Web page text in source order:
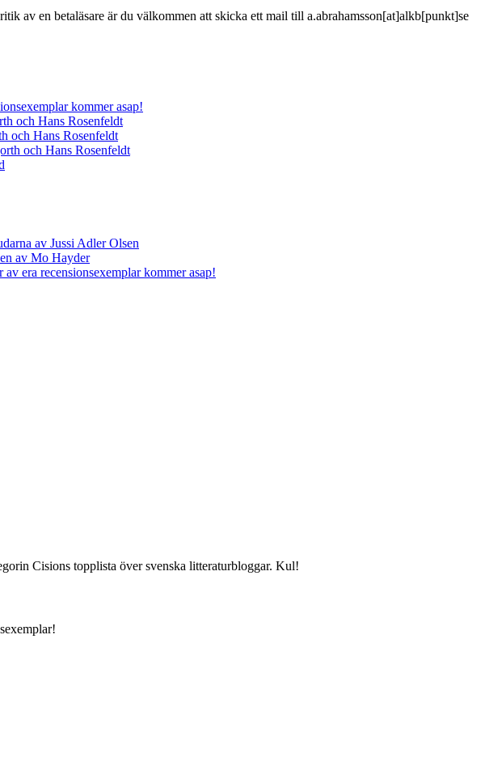
av en betaläsare är du välkommen att skicka ett mail till a.abrahamsson[at]alkb[punkt]se
kommer asap!
och Hans Rosenfeldt
och Hans Rosenfeldt
och Hans Rosenfeldt
av Jussi Adler Olsen
av Mo Hayder
era recensionsexemplar kommer asap!
Cisions topplista över svenska litteraturbloggar. Kul!